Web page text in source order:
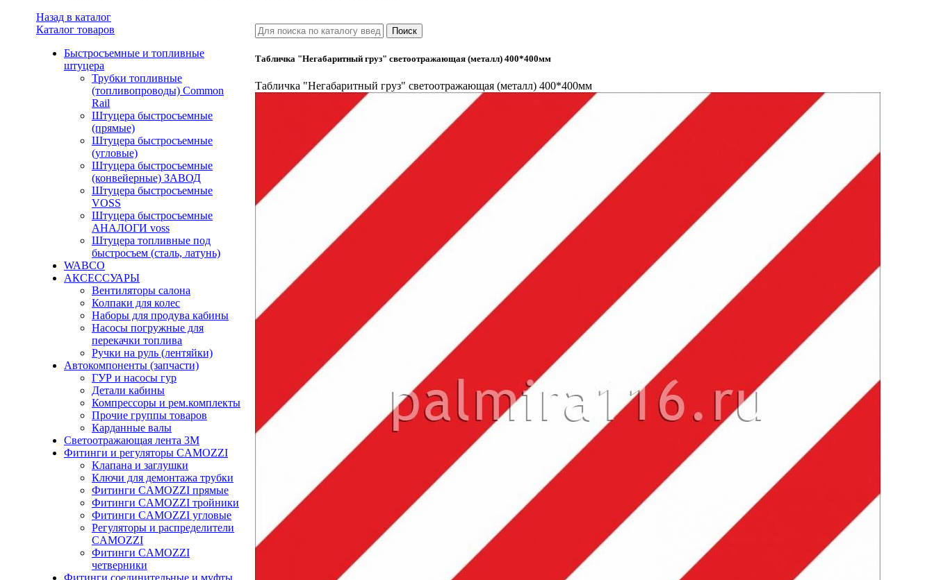
Назад в каталог
Каталог товаров
Быстросъемные и топливные
штуцера
Трубки топливные
(топливопроводы) Common
Rail
Штуцера быстросъемные
(прямые)
Штуцера быстросъемные
(угловые)
Штуцера быстросъемные
(конвейерные) ЗАВОД
Штуцера быстросъемные
VOSS
Штуцера быстросъемные
АНАЛОГИ voss
Штуцера топливные под
быстросъем (сталь, латунь)
WABCO
АКСЕССУАРЫ
Вентиляторы салона
Колпаки для колес
Наборы для продува кабины
Насосы погружные для
перекачки топлива
Ручки на руль (лентяйки)
Автокомпоненты (запчасти)
ГУР и насосы гур
Детали кабины
Компрессоры и рем.комплекты
Прочие группы товаров
Карданные валы
Светоотражающая лента 3М
Фитинги и регуляторы CAMOZZI
Клапана и заглушки
Ключи для демонтажа трубки
Фитинги CAMOZZI прямые
Фитинги CAMOZZI тройники
Фитинги CAMOZZI угловые
Регуляторы и распределители
CAMOZZI
Фитинги CAMOZZI
четверники
Фитинги соединительные и муфты
Табличка "Негабаритный груз" светоотражающая (металл) 400*400мм
Табличка "Негабаритный груз" светоотражающая (металл) 400*400мм